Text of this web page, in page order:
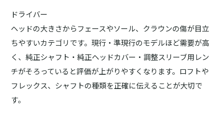
ドライバー
ヘッドの大きさからフェースやソール、クラウンの傷が目立
ちやすいカテゴリです。現行・準現行のモデルほど需要が高
く、純正シャフト・純正ヘッドカバー・調整スリーブ用レン
チがそろっていると評価が上がりやすくなります。ロフトや
フレックス、シャフトの種類を正確に伝えることが大切で
す。